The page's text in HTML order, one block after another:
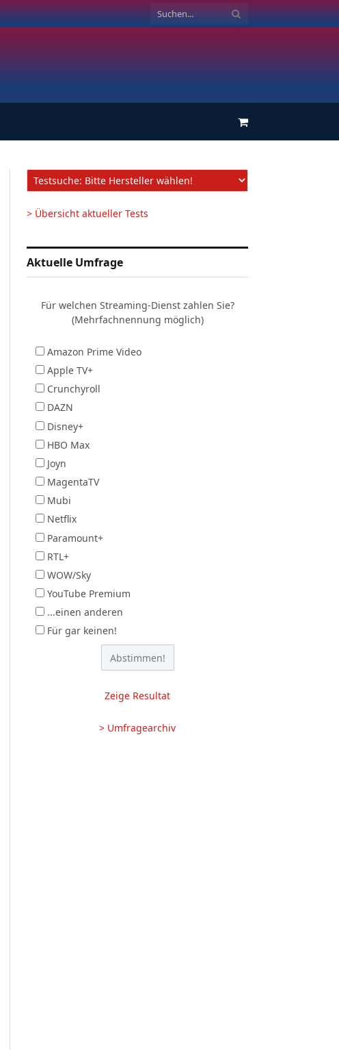
Einkaufswagen
> Übersicht aktueller Tests
Aktuelle Umfrage
Für welchen Streaming-Dienst zahlen Sie?
(Mehrfachnennung möglich)
Amazon Prime Video
Apple TV+
Crunchyroll
DAZN
Disney+
HBO Max
Joyn
MagentaTV
Mubi
Netflix
Paramount+
RTL+
WOW/Sky
YouTube Premium
...einen anderen
Für gar keinen!
Zeige Resultat
> Umfragearchiv